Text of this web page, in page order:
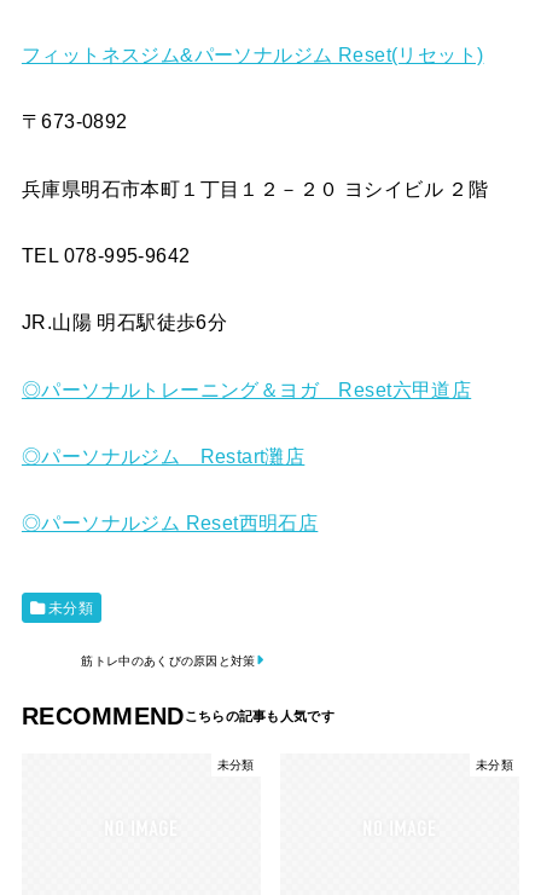
フィットネスジム&パーソナルジム Reset(リセット)
〒673-0892
兵庫県明石市本町１丁目１２－２０ ヨシイビル ２階
TEL 078-995-9642
JR.山陽 明石駅徒歩6分
◎パーソナルトレーニング＆ヨガ Reset六甲道店
◎パーソナルジム Restart灘店
◎パーソナルジム Reset西明石店
未分類
筋トレ中のあくびの原因と対策
RECOMMEND
未分類 未分類